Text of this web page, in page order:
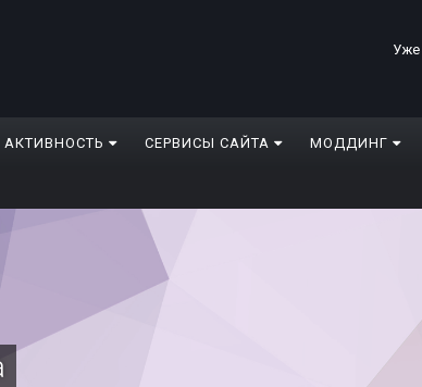
Уже
АКТИВНОСТЬ СЕРВИСЫ САЙТА МОДДИНГ